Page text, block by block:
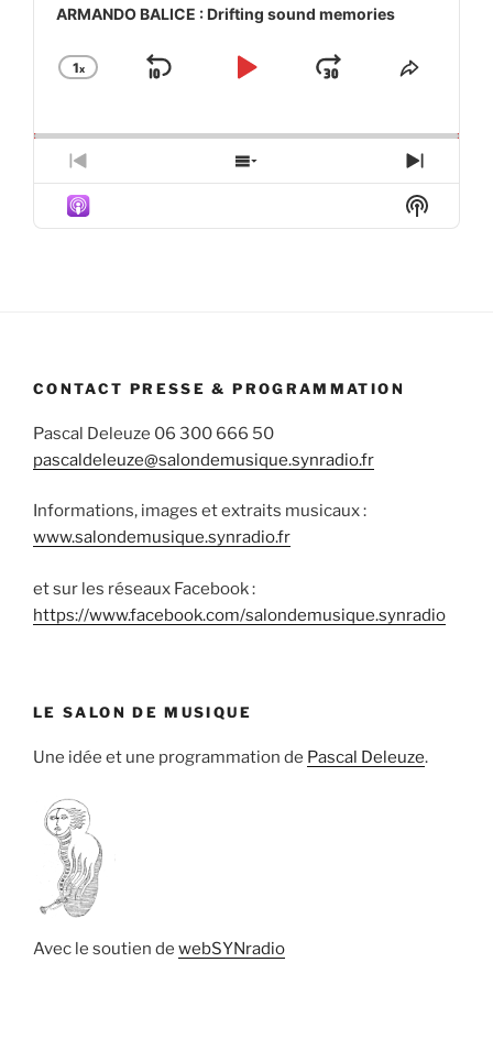
ARMANDO BALICE : Drifting sound memories
Change
1x
Skip
Play
JumpShare
Previous
Episode
Show
Episodes
Next
Show
CONTACT PRESSE & PROGRAMMATION
Pascal Deleuze 06 300 666 50
pascaldeleuze@salondemusique.synradio.fr
Informations, images et extraits musicaux :
www.salondemusique.synradio.fr
et sur les réseaux Facebook :
https://www.facebook.com/salondemusique.synradio
LE SALON DE MUSIQUE
Une idée et une programmation de Pascal Deleuze.
Avec le soutien de webSYNradio